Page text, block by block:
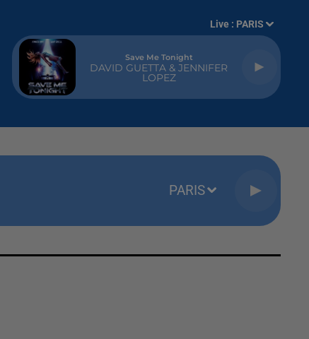
Live : PARIS
Save Me Tonight
DAVID GUETTA & JENNIFER
LOPEZ
PARIS